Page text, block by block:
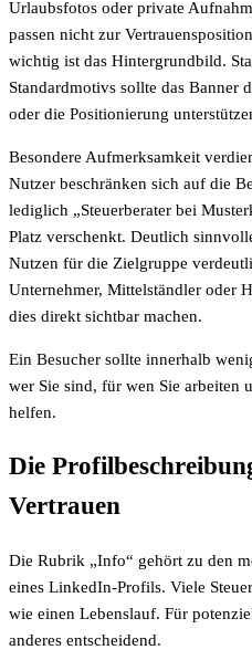
Urlaubsfotos oder private
passen nicht zur
wichtig ist das Hintergrundbild.
Standardmotivs sollte das Banner
oder die Positionierung
Besondere Aufmerksamkeit
Nutzer beschränken sich auf die
lediglich „Steuerberater bei
Platz verschenkt. Deutlich
Nutzen für die Zielgruppe
Unternehmer, Mittelständler oder
dies direkt sichtbar machen.
Ein Besucher sollte innerhalb
wer Sie sind, für wen Sie arbeiten
helfen.
Die
Vertrauen
Die Rubrik „Info“ gehört zu den
eines LinkedIn-Profils. Viele
wie einen Lebenslauf. Für
anderes entscheidend.